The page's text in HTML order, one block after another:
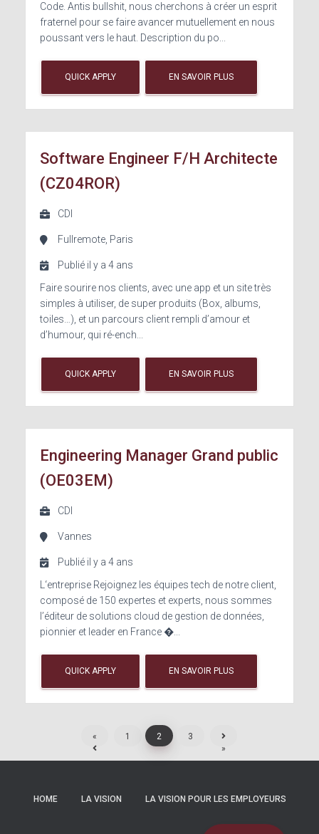
Code. Antis bullshit, nous cherchons à créer un esprit
fraternel pour se faire avancer mutuellement en nous
poussant vers le haut. Description du po...
QUICK APPLY EN SAVOIR PLUS
Software Engineer F/H Architecte
(CZ04ROR)
CDI
Fullremote, Paris
Publié il y a 4 ans
Faire sourire nos clients, avec une app et un site très
simples à utiliser, de super produits (Box, albums,
toiles…), et un parcours client rempli d’amour et
d’humour, qui ré-ench...
QUICK APPLY EN SAVOIR PLUS
Engineering Manager Grand public
(OE03EM)
CDI
Vannes
Publié il y a 4 ans
L‘entreprise Rejoignez les équipes tech de notre client,
composé de 150 expertes et experts, nous sommes
l’éditeur de solutions cloud de gestion de données,
pionnier et leader en France �...
QUICK APPLY EN SAVOIR PLUS
1 2 3
HOME LA VISION LA VISION POUR LES EMPLOYEURS